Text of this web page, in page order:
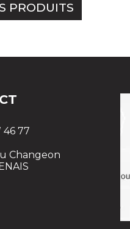
PRODUITS
46 77
Changeon